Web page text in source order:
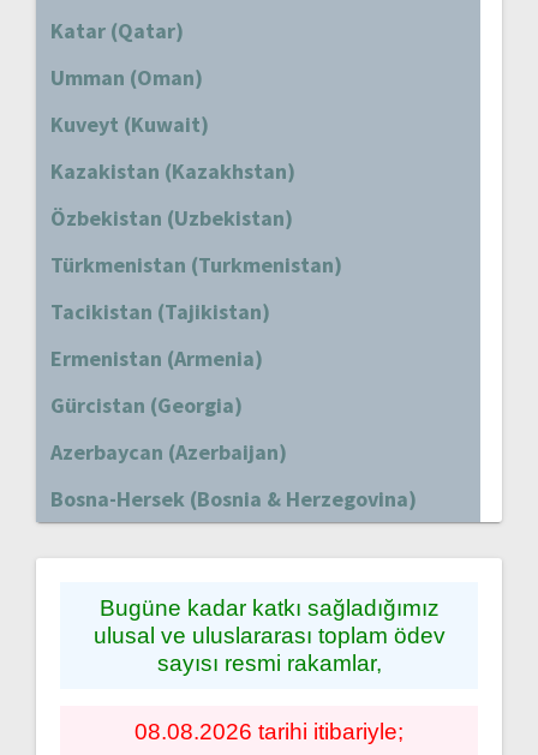
Katar (Qatar)
Umman (Oman)
Kuveyt (Kuwait)
Kazakistan (Kazakhstan)
Özbekistan (Uzbekistan)
Türkmenistan (Turkmenistan)
Tacikistan (Tajikistan)
Ermenistan (Armenia)
Gürcistan (Georgia)
Azerbaycan (Azerbaijan)
Bosna-Hersek (Bosnia & Herzegovina)
Bugüne kadar katkı sağladığımız
ulusal ve uluslararası toplam ödev
sayısı resmi rakamlar,
08.08.2026 tarihi itibariyle;